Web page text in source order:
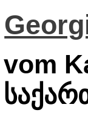
vom